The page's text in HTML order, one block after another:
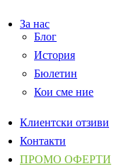
За нас
Блог
История
Бюлетин
Кои сме ние
Клиентски отзиви
Контакти
ПРОМО ОФЕРТИ